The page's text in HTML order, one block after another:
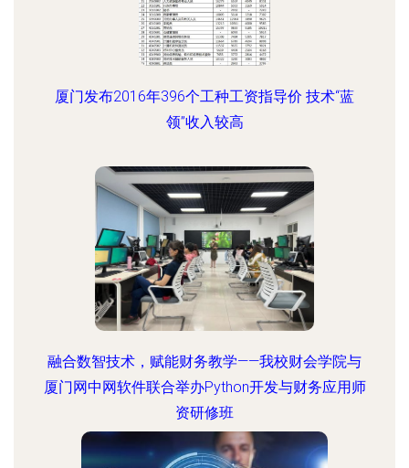
厦门发布2016年396个工种工资指导价 技术“蓝
领”收入较高
融合数智技术，赋能财务教学——我校财会学院与
厦门网中网软件联合举办Python开发与财务应用师
资研修班